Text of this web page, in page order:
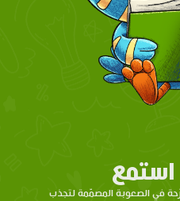
استمع
في الصعوبة المصمّمة لتجذب